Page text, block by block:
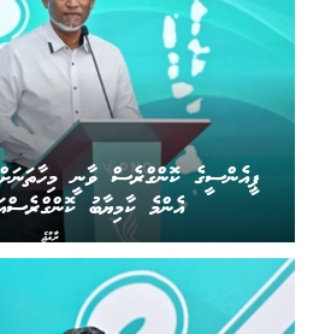
ރާއްޖެ
ޕީއެންސީގެ ކޮންގްރެސް ވާނީ
އެންމެ ކާމިޔާބު